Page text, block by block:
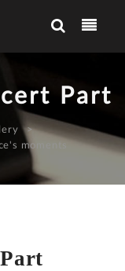
Part
moments